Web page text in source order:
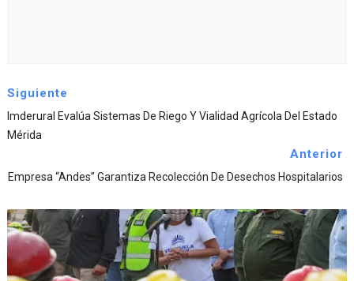
Siguiente
Imderural Evalúa Sistemas De Riego Y Vialidad Agrícola Del Estado
Mérida
Anterior
Empresa “Andes” Garantiza Recolección De Desechos Hospitalarios